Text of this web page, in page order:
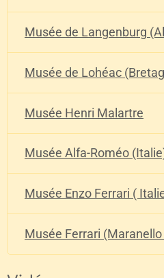
Musée de Langenburg
Musée de Lohéac
Musée Henri Malartre
Musée Alfa-Roméo
Musée Enzo Ferrari (
Musée Ferrari